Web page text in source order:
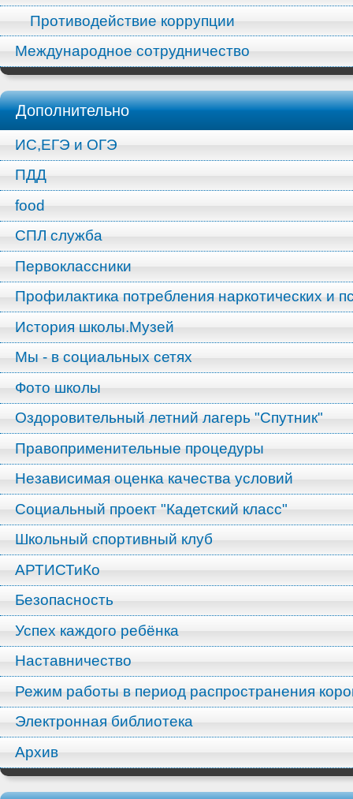
Противодействие коррупции
Международное сотрудничество
Дополнительно
ИС,ЕГЭ и ОГЭ
ПДД
food
СПЛ служба
Первоклассники
Профилактика потребления наркотических и
История школы.Музей
Мы - в социальных сетях
Фото школы
Оздоровительный летний лагерь "Спутник"
Правоприменительные процедуры
Независимая оценка качества условий
Социальный проект "Кадетский класс"
Школьный спортивный клуб
АРТИСТиКо
Безопасность
Успех каждого ребёнка
Наставничество
Режим работы в период распространения
Электронная библиотека
Архив